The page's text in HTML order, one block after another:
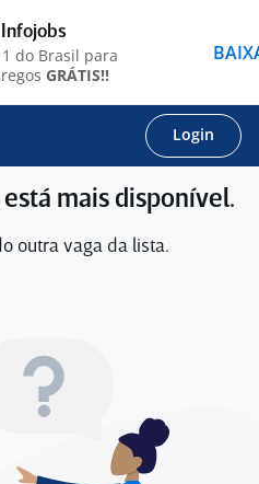
Login
está mais disponível.
outra vaga da lista.
do Brasil para
GRÁTIS!!